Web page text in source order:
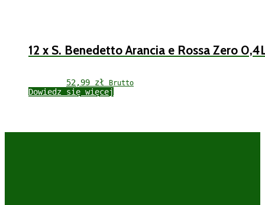
12 x S. Benedetto Arancia e Rossa Zero
52,99 zł Brutto
Dowiedz się więcej